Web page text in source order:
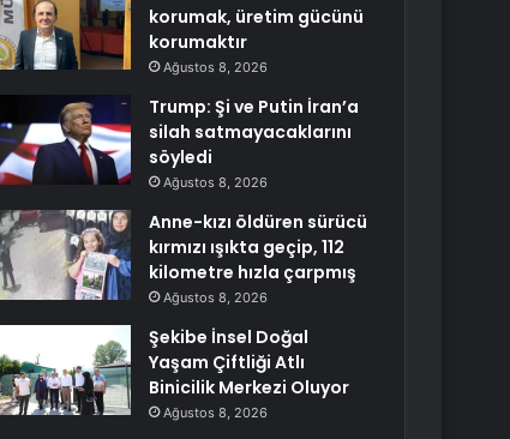
korumak, üretim gücünü
korumaktır
Ağustos 8, 2026
Trump: Şi ve Putin İran’a
silah satmayacaklarını
söyledi
Ağustos 8, 2026
Anne-kızı öldüren sürücü
kırmızı ışıkta geçip, 112
kilometre hızla çarpmış
Ağustos 8, 2026
Şekibe İnsel Doğal
Yaşam Çiftliği Atlı
Binicilik Merkezi Oluyor
Ağustos 8, 2026